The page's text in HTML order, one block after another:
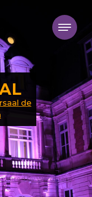
de
by WordPress